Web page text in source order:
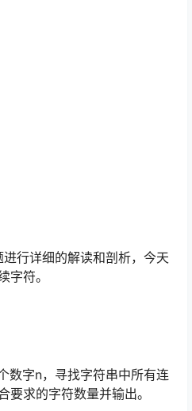
行详细的解读和剖析，今天
字符。
数字n，寻找字符串中所有连
要求的字符数量并输出。